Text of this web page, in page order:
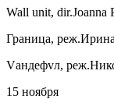
Wall unit, dir.Joanna
Граница,
Vандефvл,
15 ноября